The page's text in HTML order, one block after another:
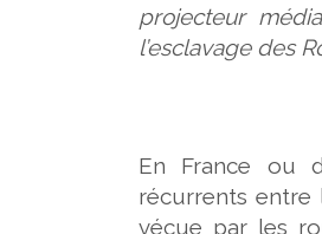
projecteur
l’esclavage des
En France ou
récurrents entre
vécue par les